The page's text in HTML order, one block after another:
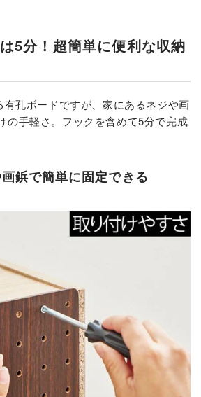
5分！超簡単に便利な収納
孔ボードですが、家にあるネジや画
の手軽さ。フックを含めて5分で完成
鋲で簡単に固定できる